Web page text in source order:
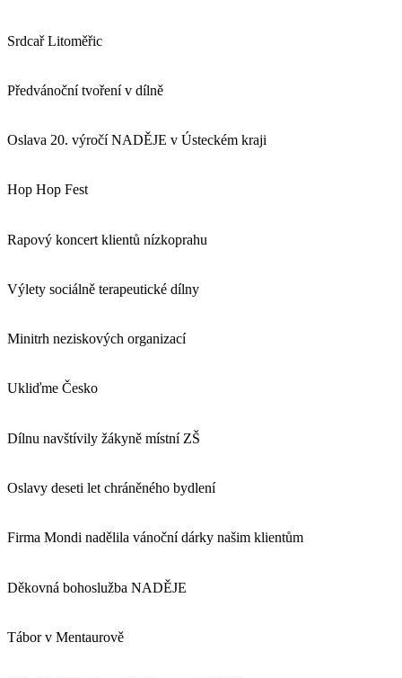
Srdcař Litoměřic
Předvánoční tvoření v dílně
Oslava 20. výročí NADĚJE v Ústeckém kraji
Hop Hop Fest
Rapový koncert klientů nízkoprahu
Výlety sociálně terapeutické dílny
Minitrh neziskových organizací
Ukliďme Česko
Dílnu navštívily žákyně místní ZŠ
Oslavy deseti let chráněného bydlení
Firma Mondi nadělila vánoční dárky našim klientům
Děkovná bohoslužba NADĚJE
Tábor v Mentaurově